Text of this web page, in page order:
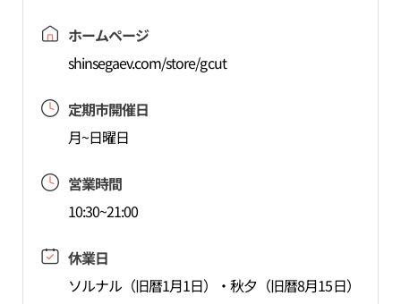
ホームページ
shinsegaev.com/store/gcut
定期市開催日
月~日曜日
営業時間
10:30~21:00
休業日
ソルナル（旧暦1月1日）・秋夕（旧暦8月15日）